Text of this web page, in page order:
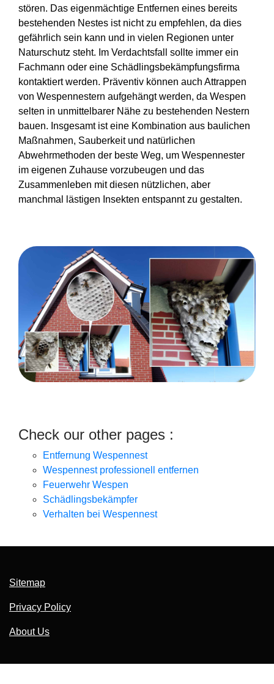
stören. Das eigenmächtige Entfernen eines bereits
bestehenden Nestes ist nicht zu empfehlen, da dies
gefährlich sein kann und in vielen Regionen unter
Naturschutz steht. Im Verdachtsfall sollte immer ein
Fachmann oder eine Schädlingsbekämpfungsfirma
kontaktiert werden. Präventiv können auch Attrappen
von Wespennestern aufgehängt werden, da Wespen
selten in unmittelbarer Nähe zu bestehenden Nestern
bauen. Insgesamt ist eine Kombination aus baulichen
Maßnahmen, Sauberkeit und natürlichen
Abwehrmethoden der beste Weg, um Wespennester
im eigenen Zuhause vorzubeugen und das
Zusammenleben mit diesen nützlichen, aber
manchmal lästigen Insekten entspannt zu gestalten.
Check our other pages :
Entfernung Wespennest
Wespennest professionell entfernen
Feuerwehr Wespen
Schädlingsbekämpfer
Verhalten bei Wespennest
Sitemap
Privacy Policy
About Us